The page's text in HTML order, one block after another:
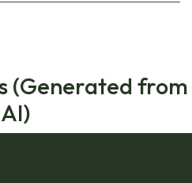
(Generated from
AI)